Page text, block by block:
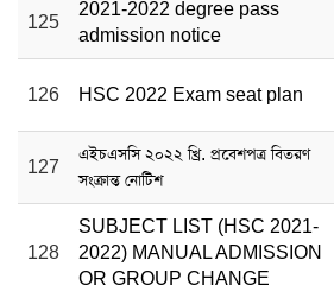
125
2021-2022 degree pass
admission notice
126 HSC 2022 Exam seat plan
127
এইচএসসি ২০২২ খ্রি. প্রবেশপত্র বিতরণ
সংক্রান্ত নোটিশ
128
SUBJECT LIST (HSC 2021-
2022) MANUAL ADMISSION
OR GROUP CHANGE